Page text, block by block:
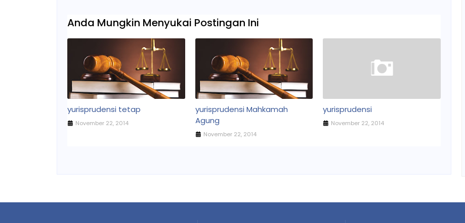
Anda Mungkin Menyukai Postingan Ini
yurisprudensi tetap
November 22, 2014
yurisprudensi Mahkamah
Agung
November 22, 2014
yurisprudensi
November 22, 2014